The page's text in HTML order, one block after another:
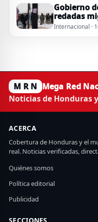
Gobierno
redadas
Internacional ·
M R N Mega Red
Noticias de Honduras
ACERCA
Cobertura de Honduras y el
real. Noticias verificadas,
Quiénes somos
Política editorial
Publicidad